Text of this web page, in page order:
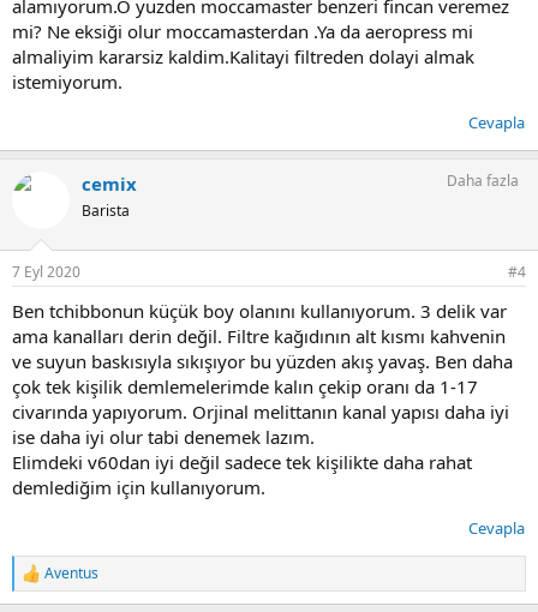
alamıyorum.O yuzden moccamaster benzeri fincan veremez
mi? Ne eksiği olur moccamasterdan .Ya da aeropress mi
almaliyim kararsiz kaldim.Kalitayi filtreden dolayi almak
istemiyorum.
Cevapla
cemix
Barista
Daha fazla
7 Eyl 2020 #4
Ben tchibbonun küçük boy olanını kullanıyorum. 3 delik var
ama kanalları derin değil. Filtre kağıdının alt kısmı kahvenin
ve suyun baskısıyla sıkışıyor bu yüzden akış yavaş. Ben daha
çok tek kişilik demlemelerimde kalın çekip oranı da 1-17
civarında yapıyorum. Orjinal melittanın kanal yapısı daha iyi
ise daha iyi olur tabi denemek lazım.
Elimdeki v60dan iyi değil sadece tek kişilikte daha rahat
demlediğim için kullanıyorum.
Cevapla
T
e
Aventus